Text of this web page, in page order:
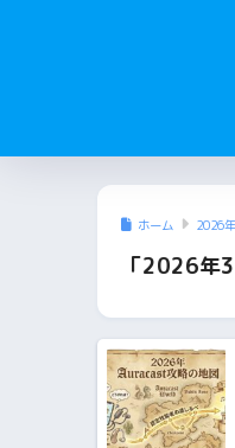
ホーム 2026年
「2026年